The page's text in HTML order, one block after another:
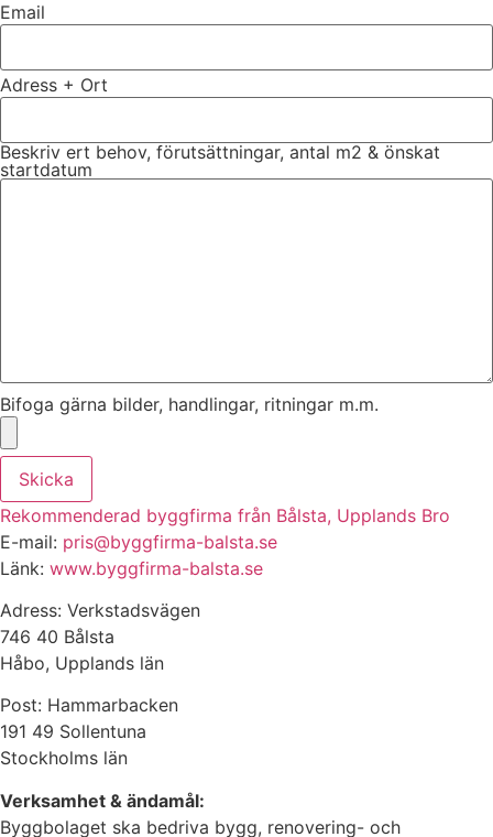
Email
Adress + Ort
Beskriv ert behov, förutsättningar, antal m2 & önskat
startdatum
Bifoga gärna bilder, handlingar, ritningar m.m.
Skicka
Rekommenderad byggfirma från Bålsta, Upplands Bro
E-mail: pris@byggfirma-balsta.se
Länk: www.byggfirma-balsta.se
Adress: Verkstadsvägen
746 40 Bålsta
Håbo, Upplands län
Post: Hammarbacken
191 49 Sollentuna
Stockholms län
Verksamhet & ändamål:
Byggbolaget ska bedriva bygg, renovering- och